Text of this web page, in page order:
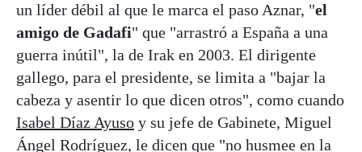
un líder débil al que le marca el paso Aznar, "el
amigo de Gadafi" que "arrastró a España a una
guerra inútil", la de Irak en 2003. El dirigente
gallego, para el presidente, se limita a "bajar la
cabeza y asentir lo que dicen otros", como cuando
Isabel Díaz Ayuso y su jefe de Gabinete, Miguel
Ángel Rodríguez, le dicen que "no husmee en la